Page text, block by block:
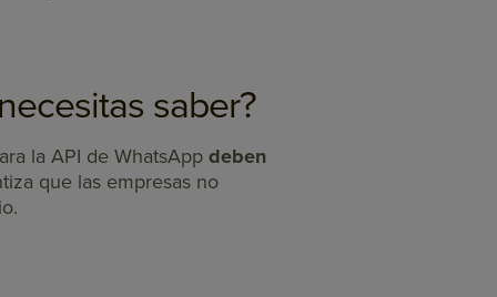
saber?
la API de WhatsApp deben
que las empresas no